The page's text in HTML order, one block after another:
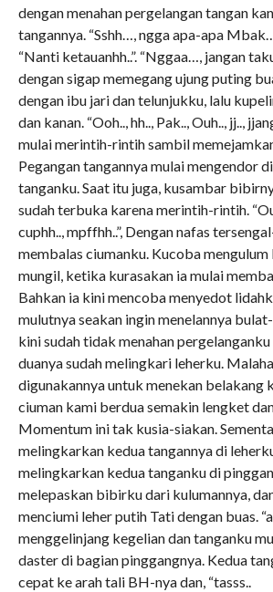
dengan menahan pergelangan tangan
tangannya. “Sshh…, ngga apa-apa
“Nanti ketauanhh..”. “Nggaa…, jangan
dengan sigap memegang ujung puting
dengan ibu jari dan telunjukku, lalu
dan kanan. “Ooh.., hh.., Pak.., Ouh.., jj..,
mulai merintih-rintih sambil
Pegangan tangannya mulai mengendor
tanganku. Saat itu juga, kusambar
sudah terbuka karena merintih-rintih.
cuphh.., mpffhh..”, Dengan nafas
membalas ciumanku. Kucoba mengulum
mungil, ketika kurasakan ia mulai
Bahkan ia kini mencoba menyedot
mulutnya seakan ingin menelannya
kini sudah tidak menahan
duanya sudah melingkari leherku.
digunakannya untuk menekan belakang
ciuman kami berdua semakin lengket
Momentum ini tak kusia-siakan.
melingkarkan kedua tangannya di
melingkarkan kedua tanganku di
melepaskan bibirku dari kulumannya,
menciumi leher putih Tati dengan buas.
menggelinjang kegelian dan tanganku
daster di bagian pinggangnya. Kedua
cepat ke arah tali BH-nya dan, “tasss..